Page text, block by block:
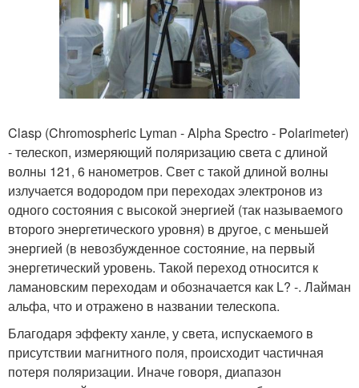
Clasp (Chromospheric Lyman - Alpha Spectro - Polarimeter)
- телескоп, измеряющий поляризацию света с длиной
волны 121, 6 нанометров. Свет с такой длиной волны
излучается водородом при переходах электронов из
одного состояния с высокой энергией (так называемого
второго энергетического уровня) в другое, с меньшей
энергией (в невозбужденное состояние, на первый
энергетический уровень. Такой переход относится к
ламановским переходам и обозначается как L? -. Лайман
альфа, что и отражено в названии телескопа.
Благодаря эффекту ханле, у света, испускаемого в
присутствии магнитного поля, происходит частичная
потеря поляризации. Иначе говоря, диапазон